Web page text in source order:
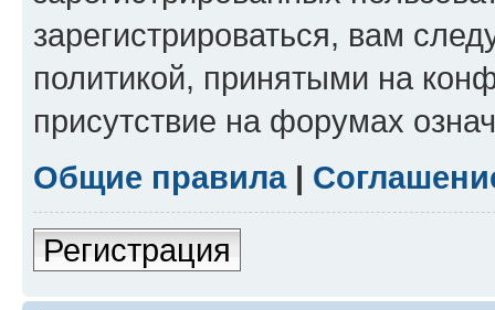
зарегистрироваться, вам
политикой, принятыми на
присутствие на форумах
Общие правила|
Регистрация